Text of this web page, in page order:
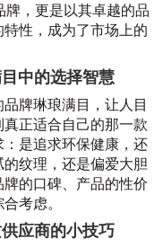
牌，更是以其卓越的品
性，成为了市场上的
中的选择智慧
牌琳琅满目，让人目
正适合自己的那一款
是追求环保健康，还
纹理，还是偏爱大胆
的口碑、产品的性价
考虑。
应商的小技巧